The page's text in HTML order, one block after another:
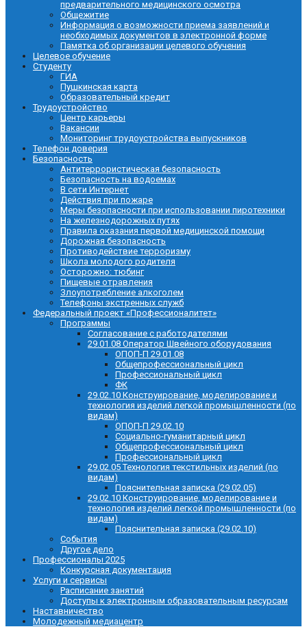
предварительного медицинского осмотра
Общежитие
Информация о возможности приема заявлений и
необходимых документов в электронной форме
Памятка об организации целевого обучения
Целевое обучение
Студенту
ГИА
Пушкинская карта
Образовательный кредит
Трудоустройство
Центр карьеры
Вакансии
Мониторинг трудоустройства выпускников
Телефон доверия
Безопасность
Антитеррористическая безопасность
Безопасность на водоемах
В сети Интернет
Действия при пожаре
Меры безопасности при использовании пиротехники
На железнодорожных путях
Правила оказания первой медицинской помощи
Дорожная безопасность
Противодействие терроризму
Школа молодого родителя
Осторожно: тюбинг
Пищевые отравления
Злоупотребление алкоголем
Телефоны экстренных служб
Федеральный проект «Профессионалитет»
Программы
Согласование с работодателями
29.01.08 Оператор Швейного оборудования
ОПОП-П 29.01.08
Общепрофессиональный цикл
Профессиональный цикл
ФК
29.02.10 Конструирование, моделирование и
технология изделий легкой промышленности (по
видам)
ОПОП-П 29.02.10
Социально-гуманитарный цикл
Общепрофессиональный цикл
Профессиональный цикл
29.02.05 Технология текстильных изделий (по
видам)
Пояснительная записка (29.02.05)
29.02.10 Конструирование, моделирование и
технология изделий легкой промышленности (по
видам)
Пояснительная записка (29.02.10)
События
Другое дело
Профессионалы 2025
Конкурсная документация
Услуги и сервисы
Расписание занятий
Доступы к электронным образовательным ресурсам
Наставничество
Молодежный медиацентр